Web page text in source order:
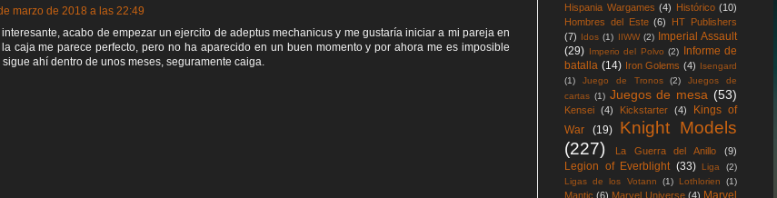
marzo de 2018 a las 22:49
acabo de empezar un ejercito de adeptus mechanicus y me gustaría iniciar a mi pareja en
caja me parece perfecto, pero no ha aparecido en un buen momento y por ahora me es imposible
ahí dentro de unos meses, seguramente caiga.
Hispania Wargames (4) Histórico (10)
Hombres del Este (6)
HT Publishers
(7) Idos (1) IIWW (2)
Imperial Assault
(29) Imperio del Polvo (2)
Informe de
batalla (14) Iron Golems (4) Isengard
(1)
Juego de Tronos (2)
Juegos de
cartas (1) Juegos de mesa (53)
Kensei (4) Kickstarter (4)
Kings of
War
(19)
Knight Models
(227)
La Guerra del Anillo (9)
Legion of Everblight (33) Liga
(2)
Ligas de los Votann
(1) Lothlorien (1)
Mantic (6) Marvel Universe (4) Marvel